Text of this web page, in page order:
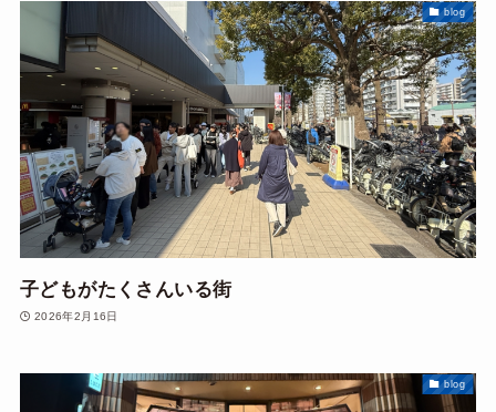
blog
子どもがたくさんいる街
2026年2月16日
blog